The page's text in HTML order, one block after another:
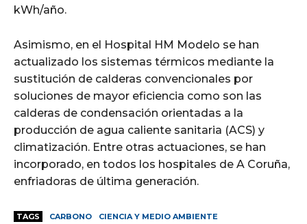
kWh/año.
Asimismo, en el Hospital HM Modelo se han
actualizado los sistemas térmicos mediante la
sustitución de calderas convencionales por
soluciones de mayor eficiencia como son las
calderas de condensación orientadas a la
producción de agua caliente sanitaria (ACS) y
climatización. Entre otras actuaciones, se han
incorporado, en todos los hospitales de A Coruña,
enfriadoras de última generación.
TAGS CARBONO
CIENCIA Y MEDIO AMBIENTE